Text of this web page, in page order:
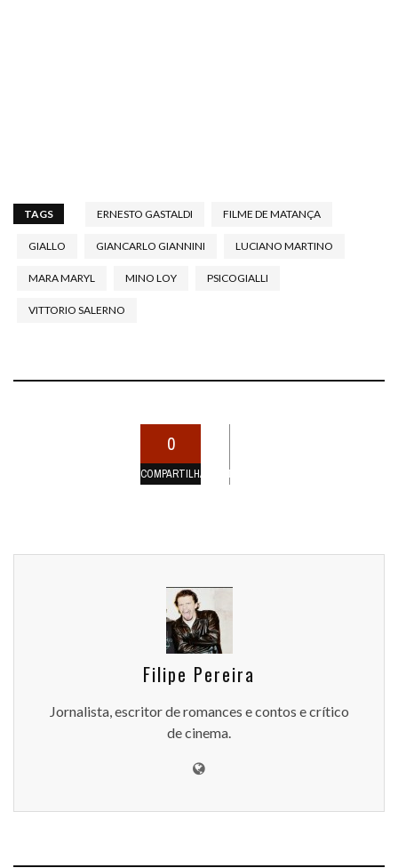
TAGS ERNESTO GASTALDI FILME DE MATANÇA
GIALLO GIANCARLO GIANNINI LUCIANO MARTINO
MARA MARYL MINO LOY PSICOGIALLI
VITTORIO SALERNO
0
COMPARTILHAMENTOS
Filipe Pereira
Jornalista, escritor de romances e contos e crítico
de cinema.